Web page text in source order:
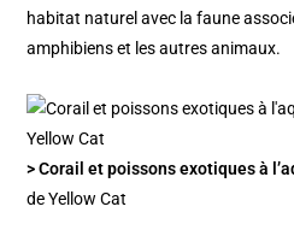
habitat naturel avec la faune
amphibiens et les autres animaux.
> Corail et poissons exotiques à
de Yellow Cat